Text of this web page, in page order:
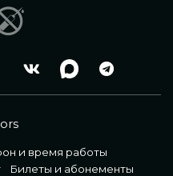
и время работы
Билеты и абонементы